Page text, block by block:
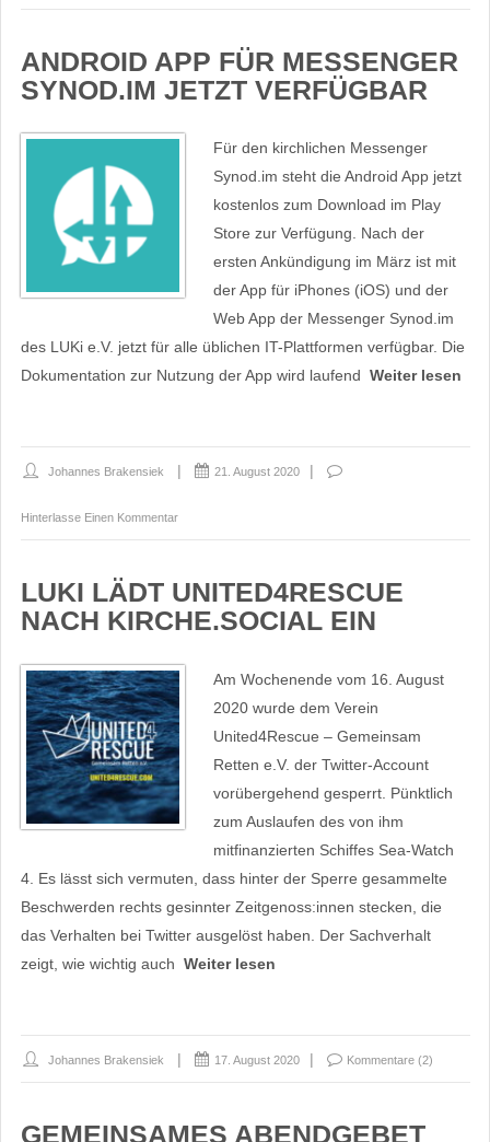
ANDROID APP FÜR MESSENGER
SYNOD.IM JETZT VERFÜGBAR
Für den kirchlichen Messenger
Synod.im steht die Android App jetzt
kostenlos zum Download im Play
Store zur Verfügung. Nach der
ersten Ankündigung im März ist mit
der App für iPhones (iOS) und der
Web App der Messenger Synod.im
des LUKi e.V. jetzt für alle üblichen IT-Plattformen verfügbar. Die
Dokumentation zur Nutzung der App wird laufend Weiter lesen
Johannes Brakensiek 21. August 2020
Hinterlasse Einen Kommentar
LUKI LÄDT UNITED4RESCUE
NACH KIRCHE.SOCIAL EIN
Am Wochenende vom 16. August
2020 wurde dem Verein
United4Rescue – Gemeinsam
Retten e.V. der Twitter-Account
vorübergehend gesperrt. Pünktlich
zum Auslaufen des von ihm
mitfinanzierten Schiffes Sea-Watch
4. Es lässt sich vermuten, dass hinter der Sperre gesammelte
Beschwerden rechts gesinnter Zeitgenoss:innen stecken, die
das Verhalten bei Twitter ausgelöst haben. Der Sachverhalt
zeigt, wie wichtig auch Weiter lesen
Johannes Brakensiek 17. August 2020 Kommentare (2)
GEMEINSAMES ABENDGEBET